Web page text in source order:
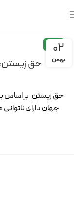
02
بهمن
مقاله
حق